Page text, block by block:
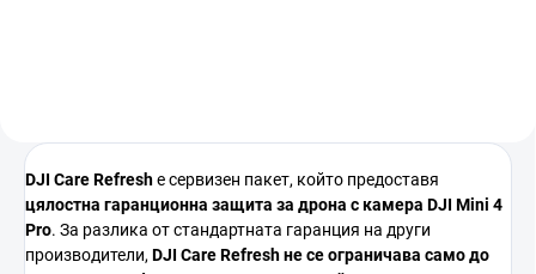
DJI CareRefreshесервизен пакет, който предоставя
цялостна гаранционна защита за дрона скамера DJI Mini 4
Pro. За разлика отстандартната гаранция на други
производители, DJI CareRefreshнесеограничава самодо